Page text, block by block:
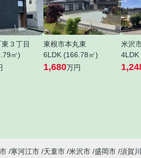
３丁目
㎡)
東根市本丸東
6LDK (166.78㎡)
1,680万円
米沢
4LDK
寒河江市 天童市 米沢市 盛岡市 須賀